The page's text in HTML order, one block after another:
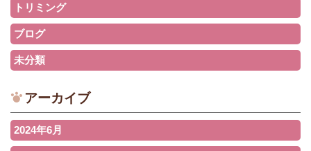
トリミング
ブログ
未分類
アーカイブ
2024年6月